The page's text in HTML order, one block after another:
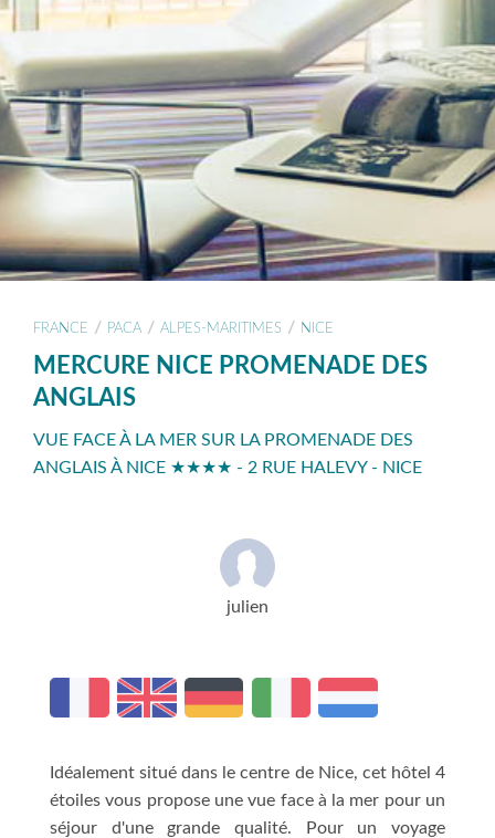
FRANCE / PACA / ALPES-MARITIMES / NICE
MERCURE NICE PROMENADE DES
ANGLAIS
VUE FACE À LA MER SUR LA PROMENADE DES
ANGLAIS À NICE ★★★★ - 2 RUE HALEVY - NICE
julien
Idéalement situé dans le centre de Nice, cet hôtel 4
étoiles vous propose une vue face à la mer pour un
séjour d'une grande qualité. Pour un voyage